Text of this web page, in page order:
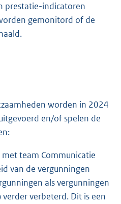
prestatie-indicatoren
gemonitord of de
worden in 2024
en/of spelen de
team Communicatie
van de vergunningen
als vergunningen
verder verbeterd. Dit is een